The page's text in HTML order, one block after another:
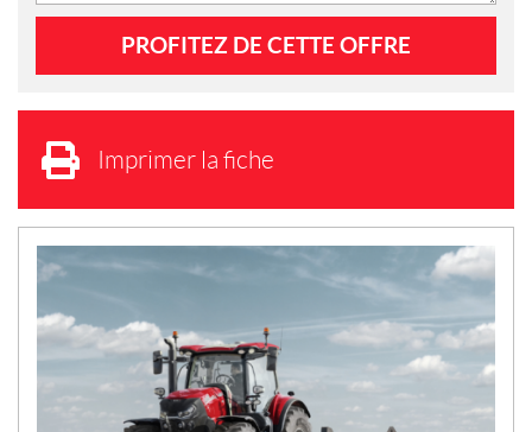
Imprimer la fiche
N
O
U
V
E
L